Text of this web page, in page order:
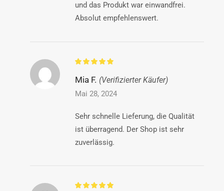
und das Produkt war einwandfrei.
Absolut empfehlenswert.
Mia F. (Verifizierter Käufer)
Mai 28, 2024
Sehr schnelle Lieferung, die Qualität
ist überragend. Der Shop ist sehr
zuverlässig.